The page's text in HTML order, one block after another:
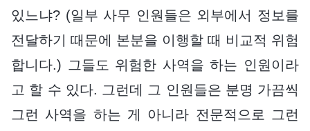
있느냐? (일부 사무 인원들은 외부에서 정보를
전달하기 때문에 본분을 이행할 때 비교적 위험
합니다.) 그들도 위험한 사역을 하는 인원이라
고 할 수 있다. 그런데 그 인원들은 분명 가끔씩
그런 사역을 하는 게 아니라 전문적으로 그런